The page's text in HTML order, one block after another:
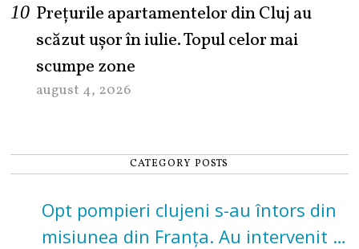
Prețurile apartamentelor din Cluj au
scăzut ușor în iulie. Topul celor mai
scumpe zone
august 4, 2026
CATEGORY POSTS
Opt pompieri clujeni s-au întors din
misiunea din Franța. Au intervenit la